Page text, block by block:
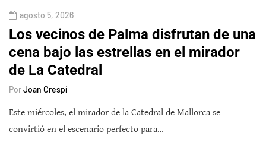
agosto 5, 2026
Los vecinos de Palma disfrutan de una
cena bajo las estrellas en el mirador
de La Catedral
PorJoan Crespí
Este miércoles, el mirador de la Catedral de Mallorca se
convirtió en el escenario perfecto para…